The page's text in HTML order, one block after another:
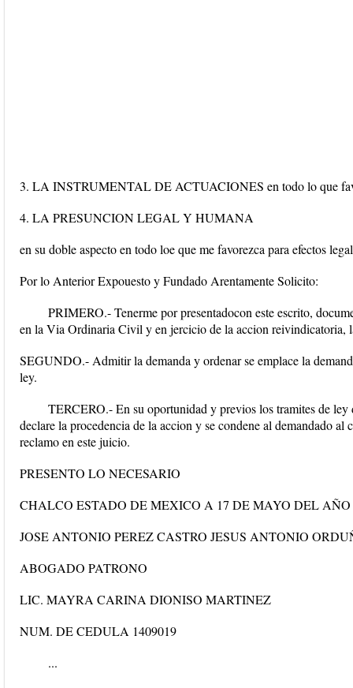
3. LA INSTRUMENTAL DE ACTUACIONES en todo lo que
4. LA PRESUNCION LEGAL Y HUMANA
en su doble aspecto en todo loe que me favorezca para efectos
Por lo Anterior Expouesto y Fundado Arentamente Solicito:
PRIMERO.- Tenerme por presentadocon este escrito,
en la Via Ordinaria Civil y en jercicio de la accion reivindicatoria,
SEGUNDO.- Admitir la demanda y ordenar se emplace la
ley.
TERCERO.- En su oportunidad y previos los tramites de ley
declare la procedencia de la accion y se condene al demandado al
reclamo en este juicio.
PRESENTO LO NECESARIO
CHALCO ESTADO DE MEXICO A 17 DE MAYO DEL AÑO
JOSE ANTONIO PEREZ CASTRO JESUS ANTONIO
ABOGADO PATRONO
LIC. MAYRA CARINA DIONISO MARTINEZ
NUM. DE CEDULA 1409019
...